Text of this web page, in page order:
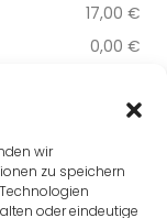
wir
zu speichern
oder eindeutige
17,00 €
0,00 €
€